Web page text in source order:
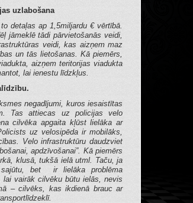
uzlabošana
detaļas ap 1,5miljardu € vērtībā.
jāmeklē tādi pārvietošanās veidi,
veidi, kas aizņem maz
un tās lietošanas. Kā piemērs,
aizņem teritorijas viadukta
lai ienestu līdzkļus.
negadījumi, kuros iesaistītas
Tas attiecas uz policijas velo
cilvēka apgaita kļūst lielāka ar
uz velosipēda ir mobilāks,
Velo infrastruktūru daudzviet
apdzīvošanai”. Kā piemērs
klusā, tukšā ielā utml. Taču, ja
bet ir lielāka problēma
lai vairāk cilvēku būtu ielās, nevis
– cilvēks, kas ikdienā brauc ar